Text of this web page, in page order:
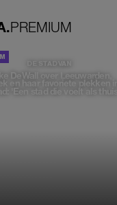
PREMIUM
DE STAD VAN
DeWall over Leeuwarden,
en haar favoriete plekken in
'Een stad die voelt als thuis'